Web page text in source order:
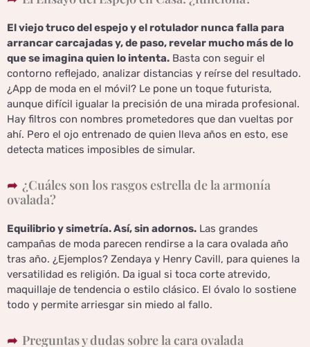
El viejo truco del espejo y el rotulador nunca falla para
arrancar carcajadas y, de paso, revelar mucho más de lo
que se imagina quien lo intenta. Basta con seguir el
contorno reflejado, analizar distancias y reírse del resultado.
¿App de moda en el móvil? Le pone un toque futurista,
aunque difícil igualar la precisión de una mirada profesional.
Hay filtros con nombres prometedores que dan vueltas por
ahí. Pero el ojo entrenado de quien lleva años en esto, ese
detecta matices imposibles de simular.
¿Cuáles son los rasgos estrella de la armonía
ovalada?
Equilibrio y simetría. Así, sin adornos. Las grandes
campañas de moda parecen rendirse a la cara ovalada año
tras año. ¿Ejemplos? Zendaya y Henry Cavill, para quienes la
versatilidad es religión. Da igual si toca corte atrevido,
maquillaje de tendencia o estilo clásico. El óvalo lo sostiene
todo y permite arriesgar sin miedo al fallo.
Preguntas y dudas sobre la cara ovalada